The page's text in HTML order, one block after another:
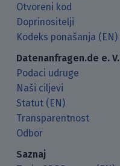
Otvoreni kod
Doprinositelji
Kodeks ponašanja (EN)
Datenanfragen.de e. V.
Podaci udruge
Naši ciljevi
Statut (EN)
Transparentnost
Odbor
Saznaj